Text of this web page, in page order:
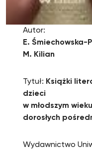
Autor:
E. Śmiechowska-
M. Kilian
Tytuł: Książki
dzieci
w młodszym
dorosłych
Wydawnictwo